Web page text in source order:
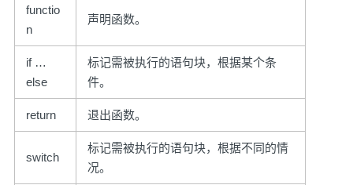
functio
n
声明函数。
if …
else
标记需被执行的语句块，根据某个条
件。
return 退出函数。
switch
标记需被执行的语句块，根据不同的情
况。